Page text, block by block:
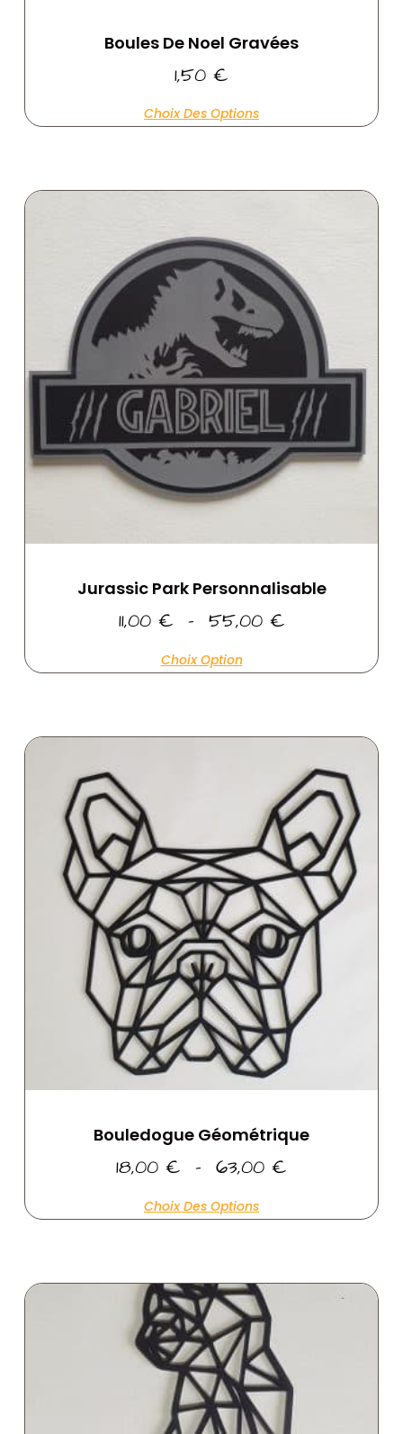
Boules De Noel Gravées
1,50 €
Choix Des Options
Jurassic Park Personnalisable
11,00 € – 55,00 €
Choix Option
Bouledogue Géométrique
18,00 € – 63,00 €
Choix Des Options